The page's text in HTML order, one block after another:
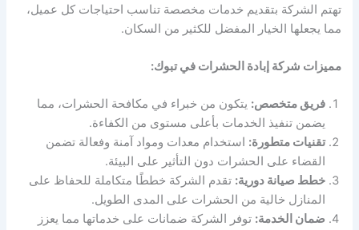
تهتم الشركة بتقديم خدمات مخصصة تناسب احتياجات كل عميل،
مما يجعلها الخيار المفضل للكثير من السكان.
مميزات شركة إبادة الحشرات في تبوك:
فريق متخصص: يتكون من خبراء في مكافحة الحشرات، مما
يضمن تنفيذ الخدمات بأعلى مستوى من الكفاءة.
تقنيات متطورة: استخدام معدات ومواد آمنة وفعالة تضمن
القضاء على الحشرات دون التأثير على البيئة.
خطط صيانة دورية: تقدم الشركة خططًا متكاملة للحفاظ على
المنازل خالية من الحشرات على المدى الطويل.
ضمان الخدمة: توفر الشركة ضمانات على خدماتها مما يعزز